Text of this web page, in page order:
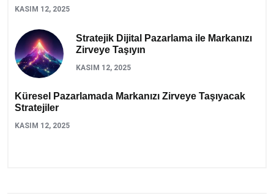
KASIM 12, 2025
Stratejik Dijital Pazarlama ile Markanızı
Zirveye Taşıyın
KASIM 12, 2025
Küresel Pazarlamada Markanızı Zirveye Taşıyacak
Stratejiler
KASIM 12, 2025